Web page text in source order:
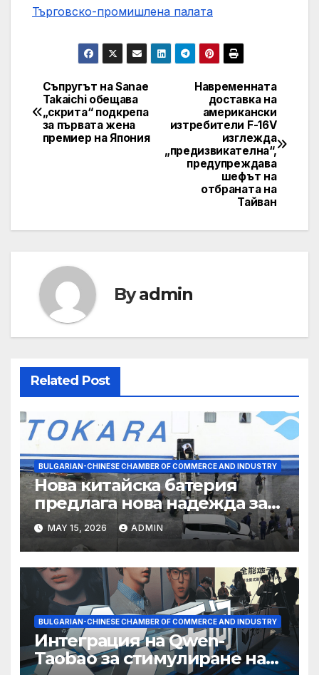
Търговско-промишлена палaта
Post
navigation
Навременната
доставка на
американски
изтребители F-16V
изглежда
„предизвикателна“,
предупреждава
шефът на
отбраната на
Тайван
Съпругът на Sanae
Takaichi обещава
„скрита“ подкрепа
за първата жена
премиер на Япония
Byadmin
Related Post
BULGARIAN-CHINESE CHAMBER OF COMMERCE AND INDUSTRY
Нова китайска батерия
предлага нова надежда за
съхранение на водород
MAY 15, 2026 ADMIN
BULGARIAN-CHINESE CHAMBER OF COMMERCE AND INDUSTRY
Интеграция на Qwen-
Taobao за стимулиране на